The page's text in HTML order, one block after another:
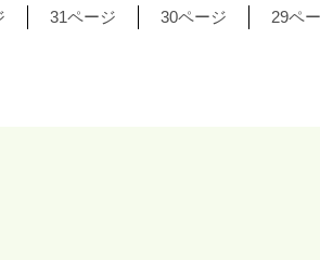
31ページ 30ページ 29ペ